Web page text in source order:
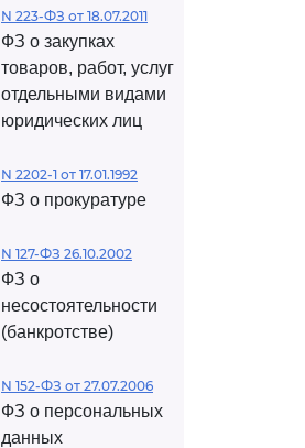
N 223-ФЗ от 18.07.2011
ФЗ о закупках
товаров, работ, услуг
отдельными видами
юридических лиц
N 2202-1 от 17.01.1992
ФЗ о прокуратуре
N 127-ФЗ 26.10.2002
ФЗ о
несостоятельности
(банкротстве)
N 152-ФЗ от 27.07.2006
ФЗ о персональных
данных